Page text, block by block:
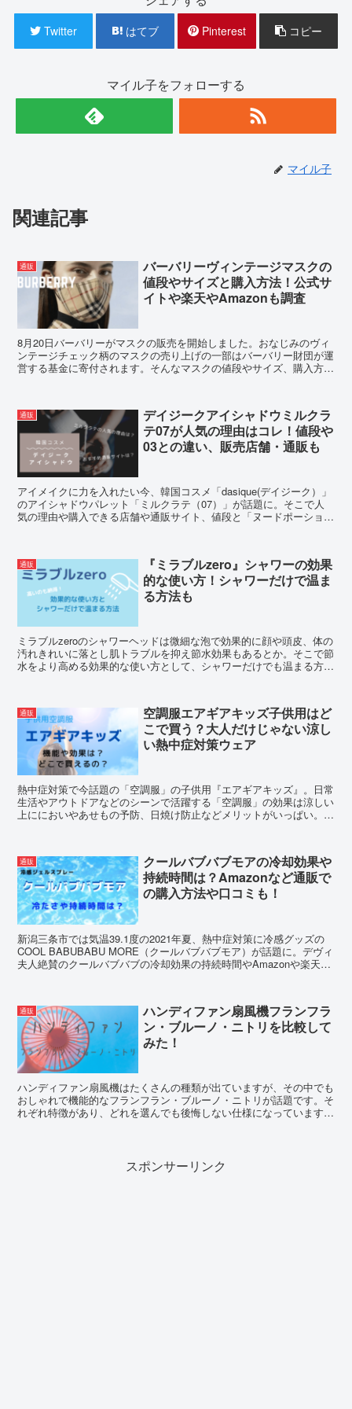
Twitter はてブ Pinterest コピー
マイル子をフォローする
マイル子
関連記事
通販
バーバリーヴィンテージマスクの
値段やサイズと購入方法！公式サ
イトや楽天やAmazonも調査
8月20日バーバリーがマスクの販売を開始しました。おなじみのヴィ
ンテージチェック柄のマスクの売り上げの一部はバーバリー財団が運
営する基金に寄付されます。そんなマスクの値段やサイズ、購入方
通販
デイジークアイシャドウミルクラ
テ07が人気の理由はコレ！値段や
03との違い、販売店舗・通販も
アイメイクに力を入れたい今、韓国コスメ「dasique(デイジーク）」
のアイシャドウパレット「ミルクラテ（07）」が話題に。そこで人
気の理由や購入できる店舗や通販サイト、値段と「ヌードポーション
通販
『ミラブルzero』シャワーの効果
的な使い方！シャワーだけで温ま
る方法も
ミラブルzeroのシャワーヘッドは微細な泡で効果的に顔や頭皮、体の
汚れきれいに落とし肌トラブルを抑え節水効果もあるとか。そこで節
水をより高める効果的な使い方として、シャワーだけでも温まる方法
通販
空調服エアギアキッズ子供用はど
こで買う？大人だけじゃない涼し
い熱中症対策ウェア
熱中症対策で今話題の「空調服」の子供用『エアギアキッズ』。日常
生活やアウトドアなどのシーンで活躍する「空調服」の効果は涼しい
上ににおいやあせもの予防、日焼け防止などメリットがいっぱい。そ
通販
クールバブバブモアの冷却効果や
持続時間は？Amazonなど通販で
の購入方法や口コミも！
新潟三条市では気温39.1度の2021年夏、熱中症対策に冷感グッズの
COOL BABUBABU MORE（クールバブバブモア）が話題に。デヴィ
夫人絶賛のクールバブバブの冷却効果の持続時間やAmazonや楽天な
通販
ハンディファン扇風機フランフラ
ン・ブルーノ・ニトリを比較して
みた！
ハンディファン扇風機はたくさんの種類が出ていますが、その中でも
おしゃれで機能的なフランフラン・ブルーノ・ニトリが話題です。そ
れぞれ特徴があり、どれを選んでも後悔しない仕様になっています。
スポンサーリンク